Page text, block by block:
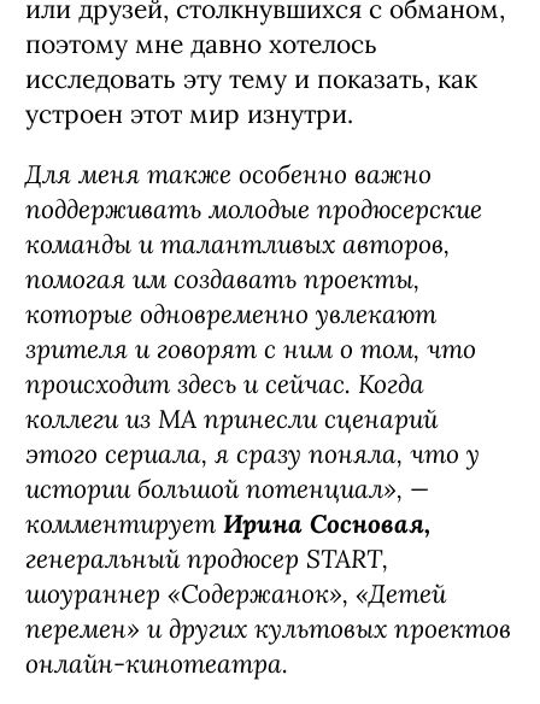
или друзей, столкнувшихся с обманом,
поэтому мне давно хотелось
исследовать эту тему и показать, как
устроен этот мир изнутри.
Для меня также особенно важно
поддерживать молодые продюсерские
команды и талантливых авторов,
помогая им создавать проекты,
которые одновременно увлекают
зрителя и говорят с ним о том, что
происходит здесь и сейчас. Когда
коллеги из MA принесли сценарий
этого сериала, я сразу поняла, что у
истории большой потенциал», —
комментирует Ирина Сосновая,
генеральный продюсер START,
шоураннер «Содержанок», «Детей
перемен» и других культовых проектов
онлайн-кинотеатра.